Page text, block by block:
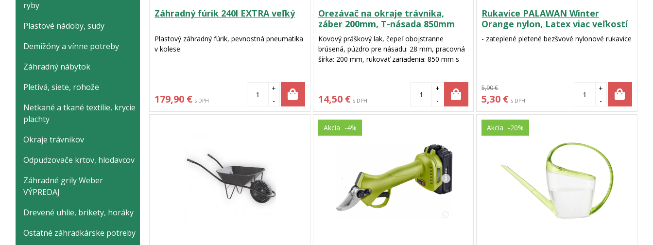
Záhradný fúrik 240l EXTRA veľký
Plastový záhradný fúrik, pevnostná pneumatika
v kolese
179,90 € s DPH
+
-
Orezávač na okraje trávnika,
záber 200mm, T-násada 850mm
Kovový práškový lak, čepeľ obojstranne
brúsená, púzdro pre násadu: 28 mm, pracovná
šírka: 200 mm, rukoväť zariadenia: 850 mm s
14,50 € s DPH
+
-
Rukavice PALAWAN Winter
Orange nylon, Latex viac veľkostí
- zateplené pletené bezšvové nylonové rukavice
5,90 €
5,30 € s DPH
+
-
Akcia -4% Akcia -20%
ryby
Plastové nádoby, sudy
Demižóny a vínne potreby
Záhradný nábytok
Pletivá, siete, rohože
Netkané a tkané textílie, krycie
plachty
Okraje trávnikov
Odpudzovače krtov, hlodavcov
Záhradné grily Weber
VÝPREDAJ
Drevené uhlie, brikety, horáky
Ostatné záhradkárske potreby